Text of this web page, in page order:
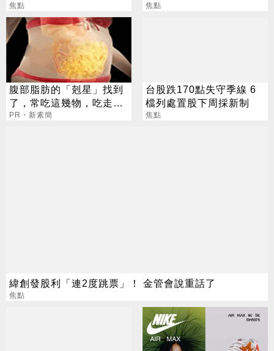
吐盡最心繫的事
焦點 焦點
腹部脂肪的「剋星」找到
了，常吃這幾物，吃走大
肚囊，瘦出小蠻腰
PR・新素簡
台股跌170點失守季線 6
檔列處置股下周採新制
焦點
緯創發股利「連2度跳票」！ 金管會說重話了
焦點